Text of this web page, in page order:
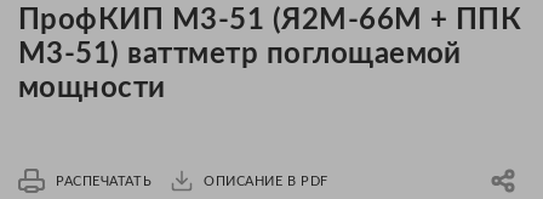
ПрофКИП М3-51 (Я2М-66М + ППК
М3-51) ваттметр поглощаемой
мощности
РАСПЕЧАТАТЬ ОПИСАНИЕ В PDF